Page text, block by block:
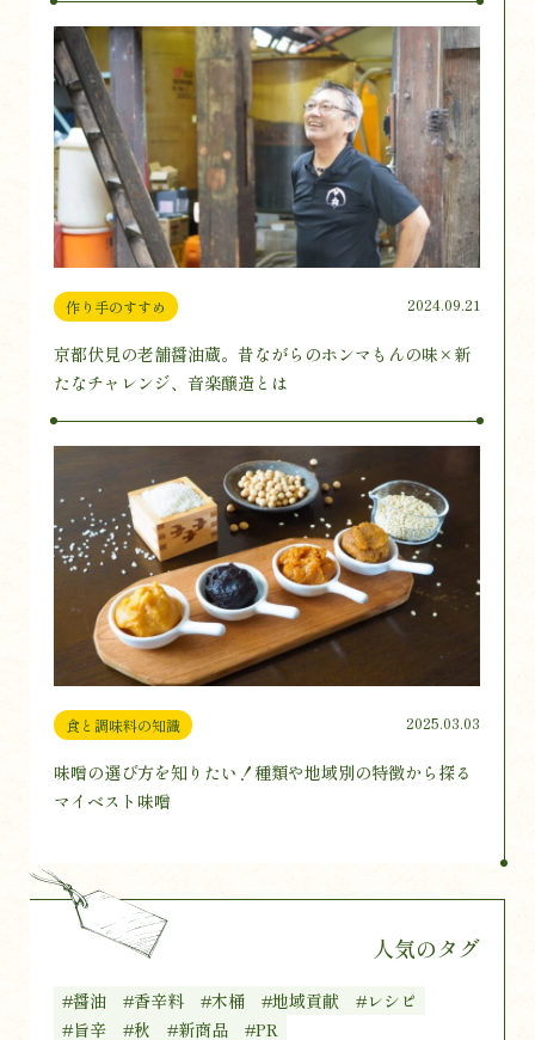
作り手のすすめ 2024.09.21
京都伏見の老舗醤油蔵。昔ながらのホンマもんの味×新
たなチャレンジ、音楽醸造とは
食と調味料の知識 2025.03.03
味噌の選び方を知りたい！種類や地域別の特徴から探る
マイベスト味噌
人気のタグ
#醤油 #香辛料 #木桶 #地域貢献
#レシピ
#旨辛
#秋 #新商品 #PR